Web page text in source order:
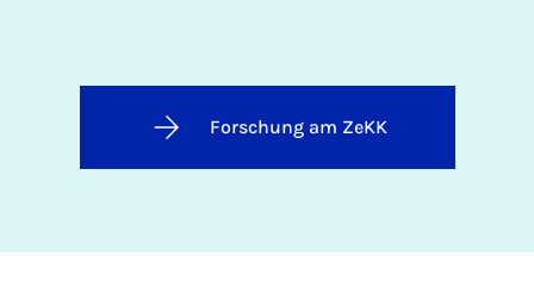
Forschung am ZeKK